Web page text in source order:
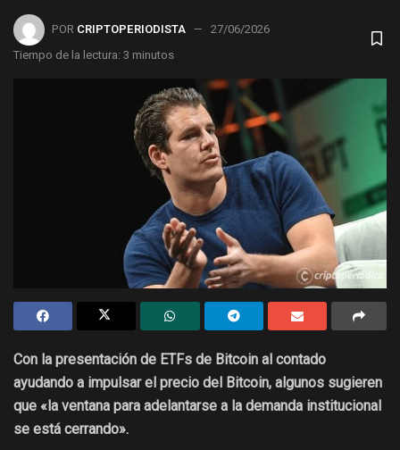
POR CRIPTOPERIODISTA
27/06/2026
Tiempo de la lectura: 3 minutos
Con la presentación de ETFs de Bitcoin al contado
ayudando a impulsar el precio del Bitcoin, algunos sugieren
que «la ventana para adelantarse a la demanda institucional
se está cerrando».